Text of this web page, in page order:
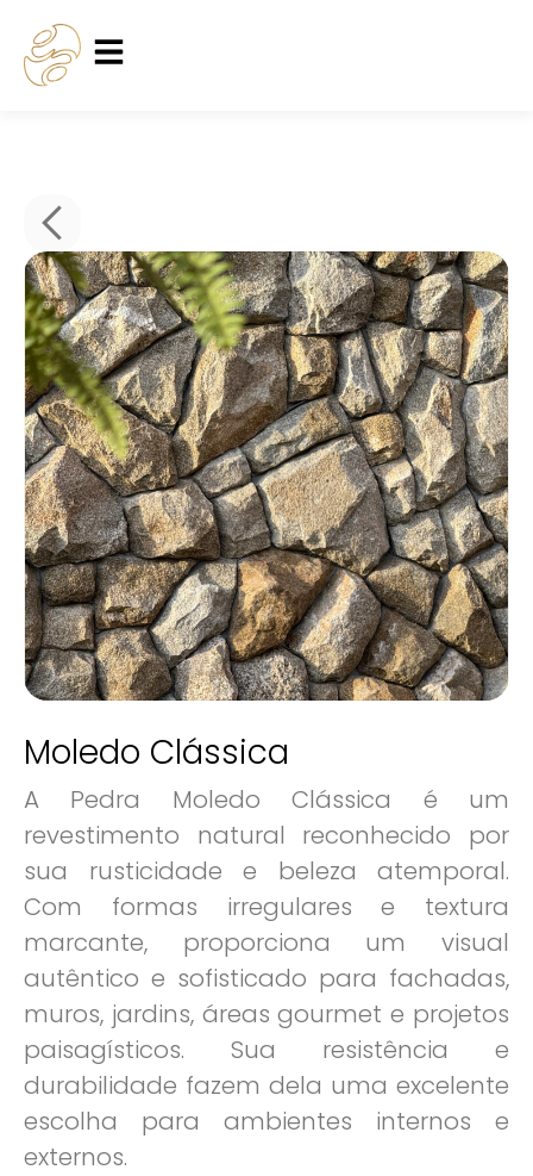
Moledo Clássica
A Pedra Moledo Clássica é um
revestimento natural reconhecido por
sua rusticidade e beleza atemporal.
Com formas irregulares e textura
marcante, proporciona um visual
autêntico e sofisticado para fachadas,
muros, jardins, áreas gourmet e projetos
paisagísticos. Sua resistência e
durabilidade fazem dela uma excelente
escolha para ambientes internos e
externos.